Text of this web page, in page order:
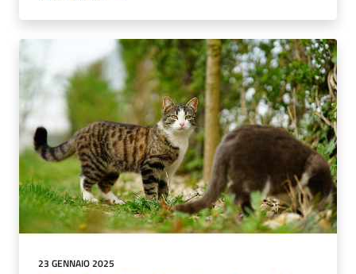
23 GENNAIO 2025